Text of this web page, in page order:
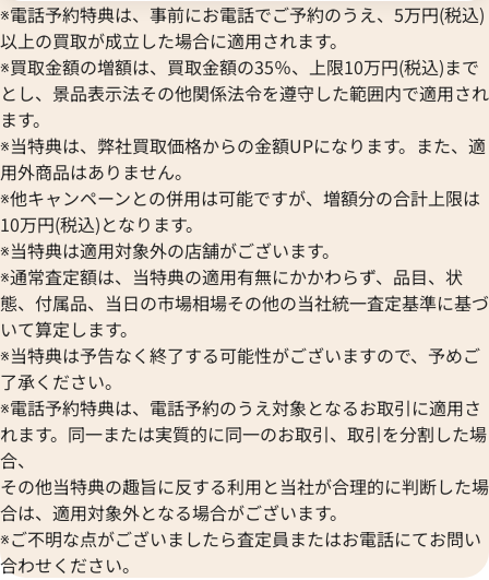
※電話予約特典は、事前にお電話でご予約のうえ、5万円(税込)
以上の買取が成立した場合に適用されます。
※買取金額の増額は、買取金額の35％、上限10万円(税込)まで
とし、景品表示法その他関係法令を遵守した範囲内で適用され
ます。
※当特典は、弊社買取価格からの金額UPになります。また、適
用外商品はありません。
※他キャンペーンとの併用は可能ですが、増額分の合計上限は
10万円(税込)となります。
※当特典は適用対象外の店舗がございます。
※通常査定額は、当特典の適用有無にかかわらず、品目、状
態、付属品、当日の市場相場その他の当社統一査定基準に基づ
いて算定します。
※当特典は予告なく終了する可能性がございますので、予めご
了承ください。
※電話予約特典は、電話予約のうえ対象となるお取引に適用さ
れます。同一または実質的に同一のお取引、取引を分割した場
合、
その他当特典の趣旨に反する利用と当社が合理的に判断した場
合は、適用対象外となる場合がございます。
※ご不明な点がございましたら査定員またはお電話にてお問い
合わせください。